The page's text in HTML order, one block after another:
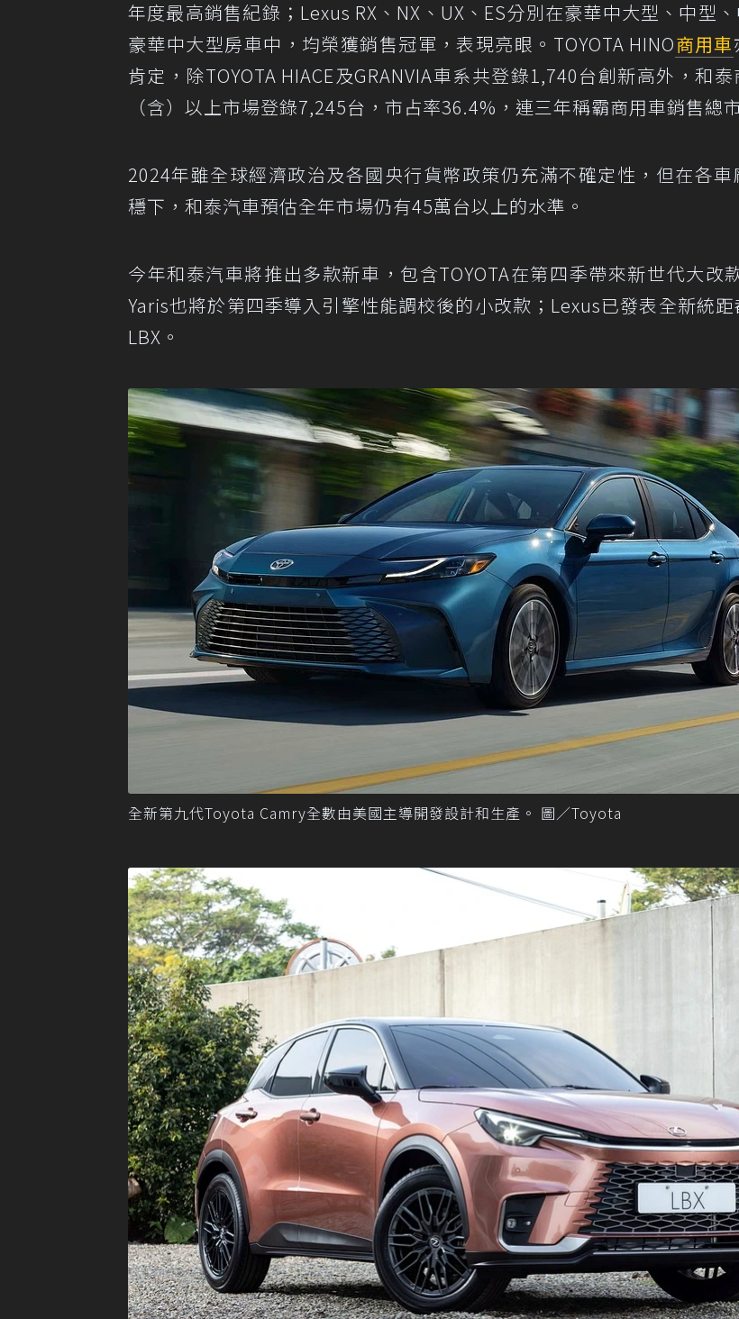
年度最高銷售紀錄；Lexus RX、NX、UX、ES分別在豪華中大型、中型
豪華中大型房車中，均榮獲銷售冠軍，表現亮眼。TOYOTA HINO商用車
肯定，除TOYOTA HIACE及GRANVIA車系共登錄1,740台創新高外，和
（含）以上市場登錄7,245台，市占率36.4%，連三年稱霸商用車銷售總
2024年雖全球經濟政治及各國央行貨幣政策仍充滿不確定性，但在各車
穩下，和泰汽車預估全年市場仍有45萬台以上的水準。
今年和泰汽車將推出多款新車，包含TOYOTA在第四季帶來新世代大改
Yaris也將於第四季導入引擎性能調校後的小改款；Lexus已發表全新統
LBX。
全新第九代Toyota Camry全數由美國主導開發設計和生產。 圖／Toyota